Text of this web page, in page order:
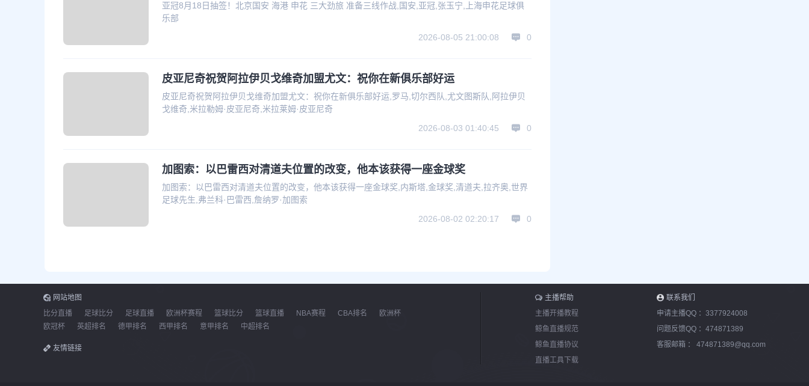
亚冠8月18日抽签！北京国安 海港 申花 三大劲旅 准备三线作战,国安,亚冠,张玉宁,上海申花足球俱
乐部
2026-08-05 21:00:08
0
皮亚尼奇祝贺阿拉伊贝戈维奇加盟尤文：祝你在新俱乐部好运
皮亚尼奇祝贺阿拉伊贝戈维奇加盟尤文：祝你在新俱乐部好运,罗马,切尔西队,尤文图斯队,阿拉伊贝
戈维奇,米拉勒姆·皮亚尼奇,米拉莱姆·皮亚尼奇
2026-08-03 01:40:45
0
加图索：以巴雷西对清道夫位置的改变，他本该获得一座金球奖
加图索：以巴雷西对清道夫位置的改变，他本该获得一座金球奖,内斯塔,金球奖,清道夫,拉齐奥,世界
足球先生,弗兰科·巴雷西,詹纳罗·加图索
2026-08-02 02:20:17
0
网站地图
比分直播
足球比分 足球直播 欧洲杯赛程 篮球比分 篮球直播 NBA赛程 CBA排名
欧洲杯
欧冠杯
英超排名 德甲排名 西甲排名 意甲排名 中超排名
友情链接
主播帮助
主播开播教程
鲸鱼直播规范
鲸鱼直播协议
直播工具下载
联系我们
申请主播QQ ： 3377924008
问题反馈QQ ： 474871389
客服邮箱 ： 474871389@qq.com